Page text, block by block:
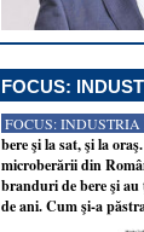
FOCUS:
FOCUS: INDUSTRIA
bere şi la sat, şi la
microberării din
branduri de bere şi au
de ani. Cum şi-a